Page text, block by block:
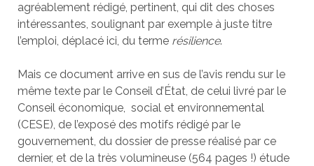
agréablement rédigé, pertinent, qui dit des choses
intéressantes, soulignant par exemple à juste titre
l’emploi, déplacé ici, du terme résilience.
Mais ce document arrive en sus de l’avis rendu sur le
même texte par le Conseil d’État, de celui livré par le
Conseil économique, social et environnemental
(CESE), de l’exposé des motifs rédigé par le
gouvernement, du dossier de presse réalisé par ce
dernier, et de la très volumineuse (564 pages !) étude